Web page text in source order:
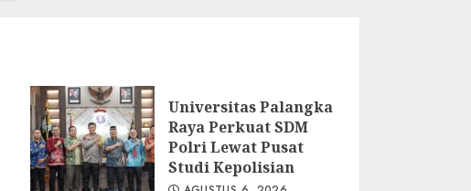
Universitas Palangka
Raya Perkuat SDM
Polri Lewat Pusat
Studi Kepolisian